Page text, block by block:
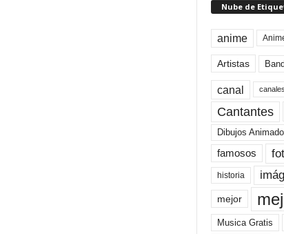
Nube de
anime
Artistas
canal canales
Cantantes
Dibujos
famosos
historia
mejor
Musica Gratis